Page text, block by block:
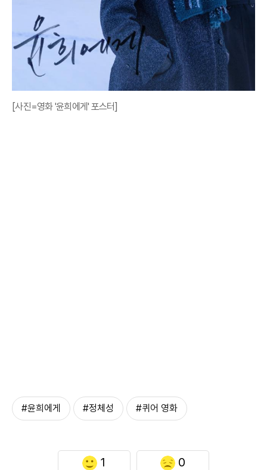
[사진=영화 '윤희에게' 포스터]
#윤희에게 #정체성 #퀴어 영화
1 0